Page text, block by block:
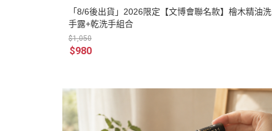
「8/6後出貨」2026限定【文博會聯名款】檜木精油洗
手露+乾洗手組合
$1,050
$980